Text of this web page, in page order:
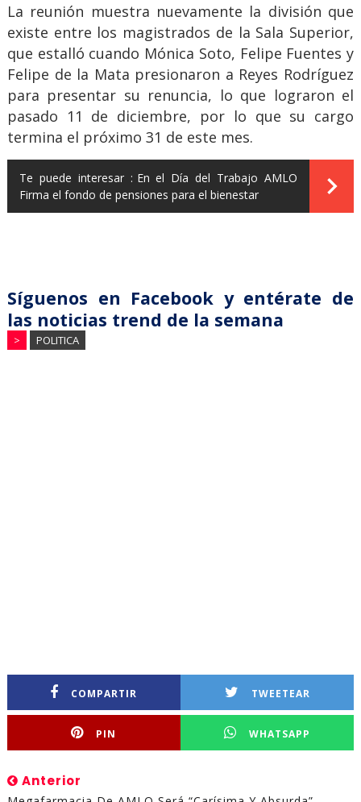
La reunión muestra nuevamente la división que
existe entre los magistrados de la Sala Superior,
que estalló cuando Mónica Soto, Felipe Fuentes y
Felipe de la Mata presionaron a Reyes Rodríguez
para presentar su renuncia, lo que lograron el
pasado 11 de diciembre, por lo que su cargo
termina el próximo 31 de este mes.
Te puede interesar : En el Día del Trabajo AMLO
Firma el fondo de pensiones para el bienestar
Síguenos en Facebook y entérate de
las noticias trend de la semana
> POLITICA
COMPARTIR TWEETEAR
PIN WHATSAPP
Anterior